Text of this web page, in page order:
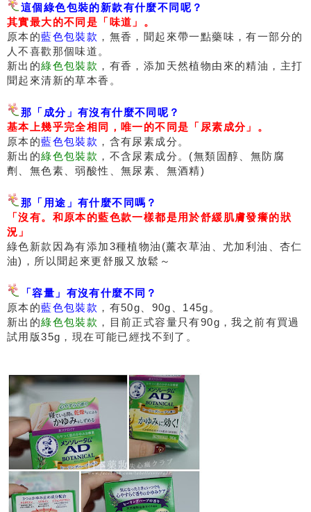
這個綠色包裝的新款有什麼不同呢？
其實最大的不同是「味道」。
原本的藍色包裝款 ，無香，聞起來帶一點藥味，有一部分的
人不喜歡那個味道。
新出的綠色包裝款 ，有香，添加天然植物由來的精油，主打
聞起來清新的草本香。
那「成分」有沒有什麼不同呢？
基本上幾乎完全相同，唯一的不同是「尿素成分」。
原本的藍色包裝款 ，含有尿素成分。
新出的綠色包裝款 ，不含尿素成分。(無類固醇、無防腐
劑、無色素、弱酸性、無尿素、無酒精)
那「用途」有什麼不同嗎？
「沒有。和原本的藍色款一樣都是用於舒緩肌膚發癢的狀
況」
綠色新款因為有添加3種植物油(薰衣草油、尤加利油、杏仁
油)，所以聞起來更舒服又放鬆～
「容量」有沒有什麼不同？
原本的藍色包裝款 ，有50g、90g、145g。
新出的綠色包裝款 ，目前正式容量只有90g，我之前有買過
試用版35g，現在可能已經找不到了。